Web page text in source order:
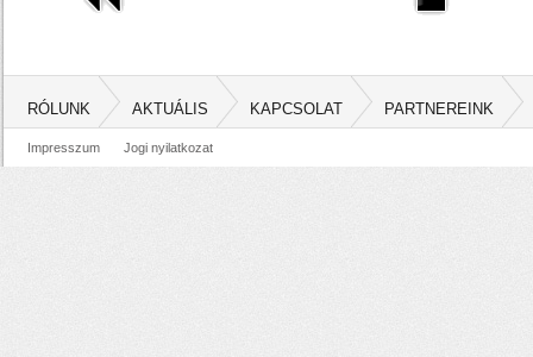
RÓLUNK AKTUÁLIS KAPCSOLAT PARTNEREINK
Impresszum Jogi nyilatkozat